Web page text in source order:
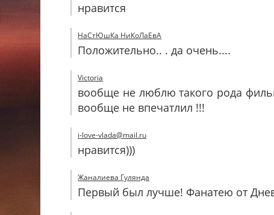
нравится
НаСтЮшКа НиКоЛаЕвА
Положительно.. . да очень....
Victoria
вообще не люблю такого рода
вообще не впечатлил !!!
i-love-vlada@mail.ru
нравится)))
Жаналиева Гулянда
Первый был лучше! Фанатею от